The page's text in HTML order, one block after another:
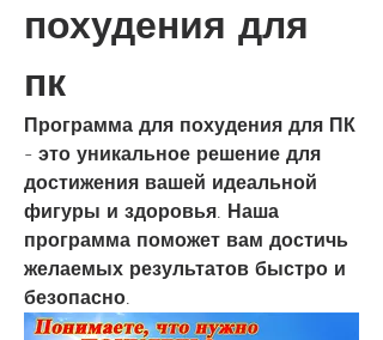
похудения для
пк
Программа для похудения для ПК
- это уникальное решение для
достижения вашей идеальной
фигуры и здоровья. Наша
программа поможет вам достичь
желаемых результатов быстро и
безопасно.